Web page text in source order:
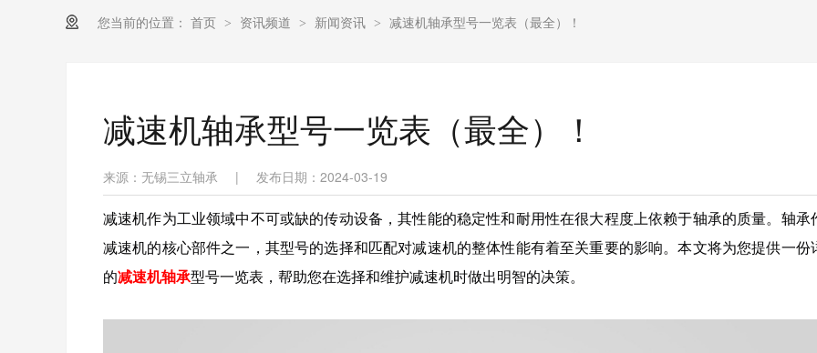
您当前的位置： 首页 > 资讯频道 > 新闻资讯 > 减速机轴承型号一览表（最全）！
减速机轴承型号一览表（最全）！
来源：无锡三立轴承 | 发布日期：2024-03-19
减速机作为工业领域中不可或缺的传动设备，其性能的稳定性和耐用性在很大程度上依赖于轴承的质量。轴承
减速机的核心部件之一，其型号的选择和匹配对减速机的整体性能有着至关重要的影响。本文将为您提供一份
的减速机轴承型号一览表，帮助您在选择和维护减速机时做出明智的决策。